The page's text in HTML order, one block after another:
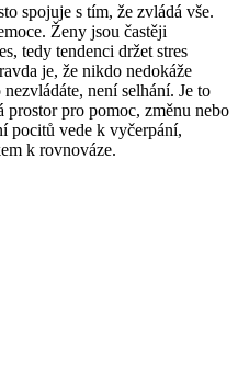
spojuje s tím, že zvládá vše.
Ženy jsou častěji
tedy tendenci držet stres
je, že nikdo nedokáže
není selhání. Je to
pro pomoc, změnu nebo
pocitů vede k vyčerpání,
k rovnováze.